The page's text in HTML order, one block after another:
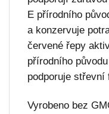
E přírodního
a konzervuje
červené řepy
přírodního
podporuje střevní
Vyrobeno bez